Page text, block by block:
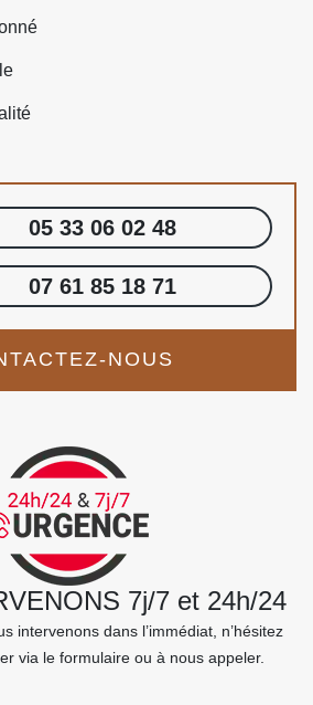
05 33 06 02 48
07 61 85 18 71
NOUS
7j/7 et 24h/24
intervenons dans l’immédiat, n’hésitez
via le formulaire ou à nous appeler.